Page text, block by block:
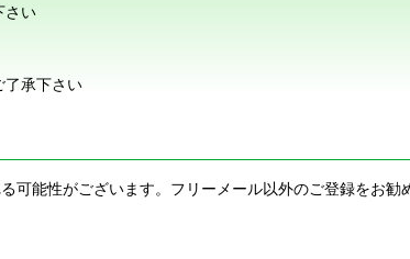
さい
承下さい
能性がございます。フリーメール以外のご登録をお